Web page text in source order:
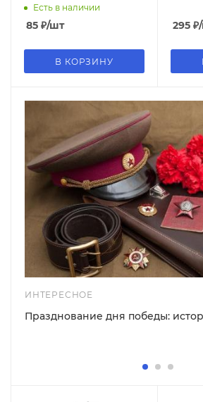
Есть в наличии
85 ₽/шт
В КОРЗИНУ
295 ₽
ИНТЕРЕСНОЕ
Празднование дня победы: